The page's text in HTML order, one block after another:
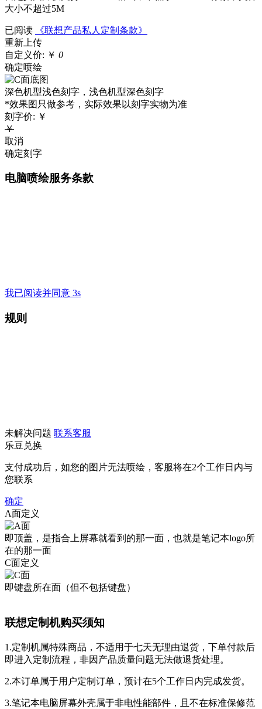
大小不超过5M
已阅读
《联想产品私人定制条款》
重新上传
自定义价: ￥ 0
确定喷绘
深色机型浅色刻字，浅色机型深色刻字
*效果图只做参考，实际效果以刻字实物为准
刻字价: ￥
￥
取消
确定刻字
电脑喷绘服务条款
我已阅读并同意 3s
规则
未解决问题 联系客服
乐豆兑换
支付成功后，如您的图片无法喷绘，客服将在2个工作日内与
您联系
确定
A面定义
即顶盖，是指合上屏幕就看到的那一面，也就是笔记本logo所
在的那一面
C面定义
即键盘所在面（但不包括键盘）
联想定制机购买须知
1.定制机属特殊商品，不适用于七天无理由退货，下单付款后
即进入定制流程，非因产品质量问题无法做退货处理。
2.本订单属于用户定制订单，预计在5个工作日内完成发货。
3.笔记本电脑屏幕外壳属于非电性能部件，且不在标准保修范